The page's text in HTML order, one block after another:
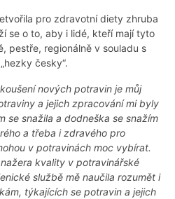
pro zdravotní diety zhruba
se o to, aby i lidé, kteří mají tyto
pestře, regionálně v souladu s
česky“.
nových potravin je můj
a jejich zpracování mi byly
se snažila a dodneška se snažím
a třeba i zdravého pro
v potravinách moc vybírat.
kvality v potravinářské
službě mě naučila rozumět i
týkajících se potravin a jejich